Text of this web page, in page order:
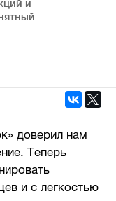
и
доверил нам
Теперь
и с легкостью